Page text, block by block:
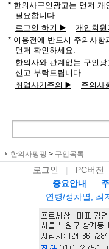
* 한의사구인광고는 먼저 개
필요합니다.
로그인 하기 ▶️
개인회
* 이용전에 반드시 주의사항
먼저 확인하세요.
한의사와 관계없는 구인광
신고 부탁드립니다.
취업사기주의 ▶️
주의사
한의사팡팡 > 구인목록
로그인 | PC버전
중요안내
연령/성차별, 최